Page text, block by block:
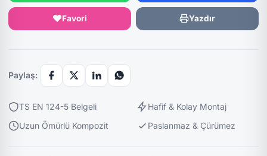
Favori Yazdır
Paylaş:
TS EN 124-5 Belgeli
Hafif & Kolay Montaj
Uzun Ömürlü Kompozit
Paslanmaz & Çürümez